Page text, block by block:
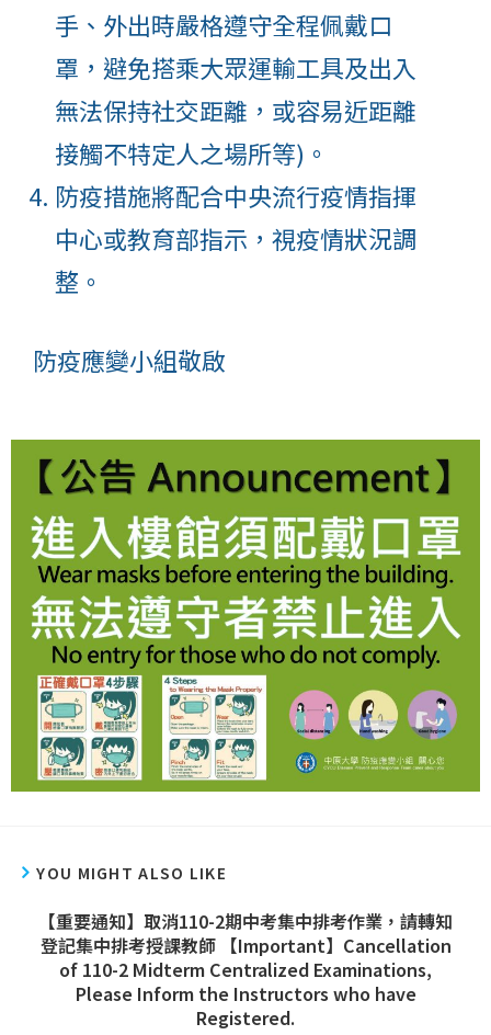
手、外出時嚴格遵守全程佩戴口
罩，避免搭乘大眾運輸工具及出入
無法保持社交距離，或容易近距離
接觸不特定人之場所等)。
防疫措施將配合中央流行疫情指揮
中心或教育部指示，視疫情狀況調
整。
防疫應變小組敬啟
YOU MIGHT ALSO LIKE
【重要通知】取消110-2期中考集中排考作業，請轉知
登記集中排考授課教師 【Important】Cancellation
of 110-2 Midterm Centralized Examinations,
Please Inform the Instructors who have
Registered.